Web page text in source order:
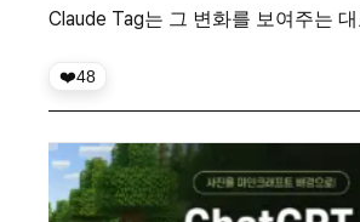
Claude Tag는 그 변화를 보여주는
48